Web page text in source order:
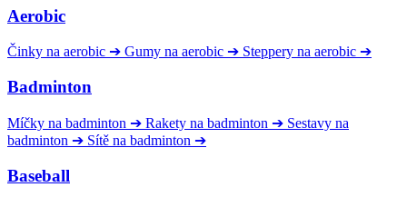
Aerobic
Činky na aerobic ➔ Gumy na aerobic ➔ Steppery na aerobic ➔
Badminton
Míčky na badminton ➔ Rakety na badminton ➔ Sestavy na
badminton ➔ Sítě na badminton ➔
Baseball